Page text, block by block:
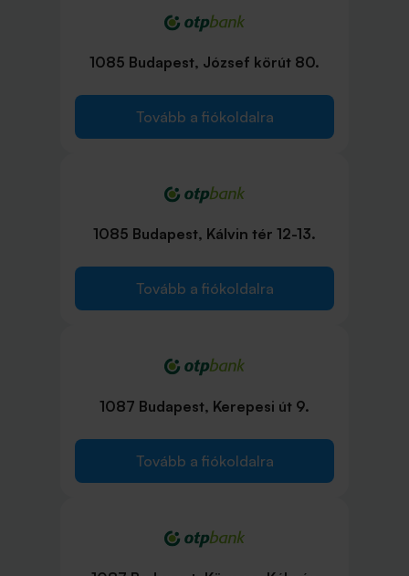
1085 Budapest, József körút 80.
Tovább a fiókoldalra
1085 Budapest, Kálvin tér 12-13.
Tovább a fiókoldalra
1087 Budapest, Kerepesi út 9.
Tovább a fiókoldalra